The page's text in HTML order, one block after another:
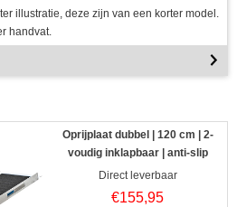
illustratie, deze zijn van een korter model.
handvat.
Oprijplaat dubbel | 120 cm | 2-
voudig inklapbaar | anti-slip
Direct leverbaar
€155,95